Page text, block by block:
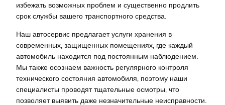
избежать возможных проблем и существенно продлить
срок службы вашего транспортного средства.
Наш автосервис предлагает услуги хранения в
современных‚ защищенных помещениях‚ где каждый
автомобиль находится под постоянным наблюдением.
Мы также осознаем важность регулярного контроля
технического состояния автомобиля‚ поэтому наши
специалисты проводят тщательные осмотры‚ что
позволяет выявить даже незначительные неисправности.